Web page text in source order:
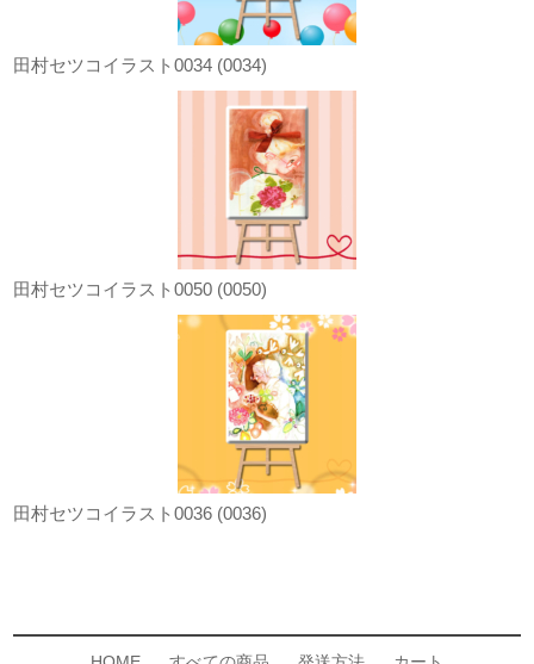
田村セツコイラスト0034 (0034)
田村セツコイラスト0050 (0050)
田村セツコイラスト0036 (0036)